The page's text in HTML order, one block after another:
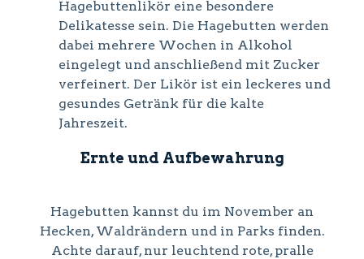
Hagebuttenlikör eine besondere
Delikatesse sein. Die Hagebutten werden
dabei mehrere Wochen in Alkohol
eingelegt und anschließend mit Zucker
verfeinert. Der Likör ist ein leckeres und
gesundes Getränk für die kalte
Jahreszeit.
Ernte und Aufbewahrung
Hagebutten kannst du im November an
Hecken, Waldrändern und in Parks finden.
Achte darauf, nur leuchtend rote, pralle